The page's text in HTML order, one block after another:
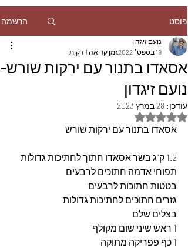
פוסט הרשמה
אסאדו בתנור עם ירקות שורש-
נועם זיגדון
נועם זיגדון
19 בספט׳ 2022
זמן קריאה 1 דקות
עודכן: 28 במרץ 2023
דירוג של NaN מתוך 5 כוכבים
אסאדו בתנור עם ירקות שורש
1.2 ק"ג בשר אסאדו חתוך לחתיכות גדולות
תפוחי אדמה חתוכים לרבעים
בטטות חתוכות לרבעים
גזרים חתוכים לחתיכות גדולות
בצלים שלם
1 ראש שיני שום מקולף
1 כף פפריקה מתוקה